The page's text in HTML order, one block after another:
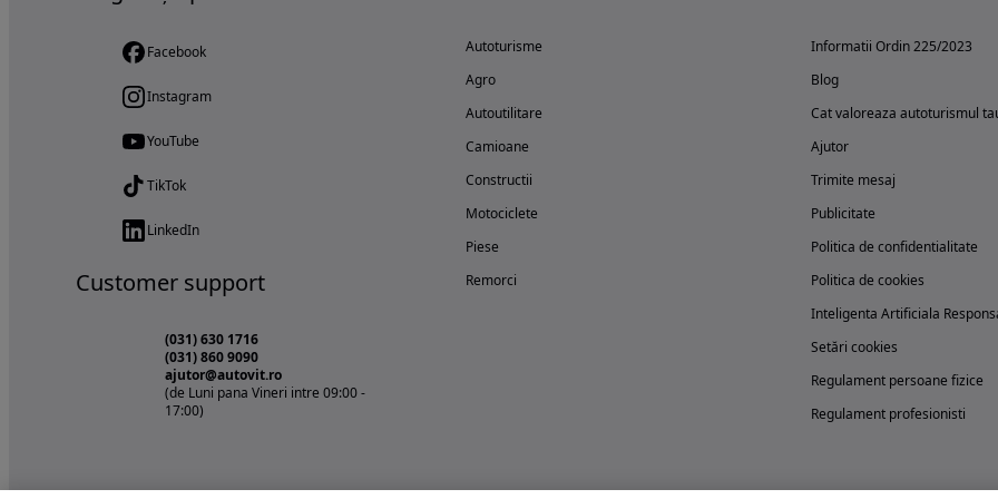
Facebook
Instagram
YouTube
TikTok
LinkedIn
Customer support
(031) 630 1716
(031) 860 9090
ajutor@autovit.ro
(de Luni pana Vineri intre 09:00 -
17:00)
Autoturisme
Agro
Autoutilitare
Camioane
Constructii
Motociclete
Piese
Remorci
Informatii Ordin 225/2023
Blog
Cat valoreaza autoturismul
Ajutor
Trimite mesaj
Publicitate
Politica de confidentialitate
Politica de cookies
Inteligenta Artificiala
Setări cookies
Regulament persoane fizice
Regulament profesionisti